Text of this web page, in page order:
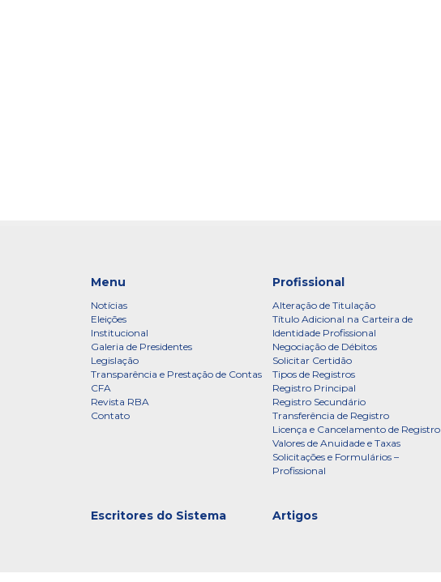
Menu
Notícias
Eleições
Institucional
Galeria de Presidentes
Legislação
Transparência e Prestação de Contas
CFA
Revista RBA
Contato
Profissional
Alteração de Titulação
Título Adicional na Carteira de
Identidade Profissional
Negociação de Débitos
Solicitar Certidão
Tipos de Registros
Registro Principal
Registro Secundário
Transferência de Registro
Licença e Cancelamento de Registro
Valores de Anuidade e Taxas
Solicitações e Formulários –
Profissional
Artigos
Escritores do Sistema